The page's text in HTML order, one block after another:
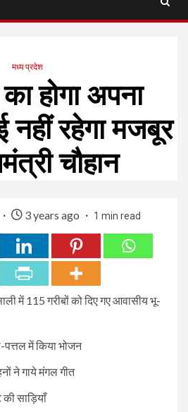
मध्य प्रदेश
होगा अपना
रहेगा मजबूर
चौहान
3 years ago 1 min read
में 115 गरीबों को दिए गए आवासीय भू-
पत्तल में किया भोजन
ने गाये मंगल गीत
साड़ियाँ